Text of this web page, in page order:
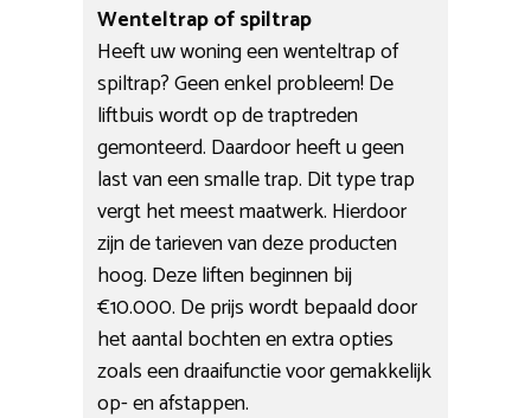
Wenteltrap of spiltrap
Heeft uw woning een wenteltrap of
spiltrap? Geen enkel probleem! De
liftbuis wordt op de traptreden
gemonteerd. Daardoor heeft u geen
last van een smalle trap. Dit type trap
vergt het meest maatwerk. Hierdoor
zijn de tarieven van deze producten
hoog. Deze liften beginnen bij
€10.000. De prijs wordt bepaald door
het aantal bochten en extra opties
zoals een draaifunctie voor gemakkelijk
op- en afstappen.